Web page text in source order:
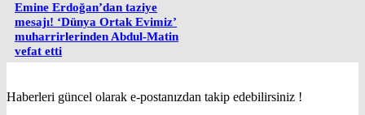
Emine Erdoğan’dan taziye
mesajı! ‘Dünya Ortak Evimiz’
muharrirlerinden Abdul-Matin
vefat etti
Haberleri güncel olarak e-postanızdan takip edebilirsiniz !